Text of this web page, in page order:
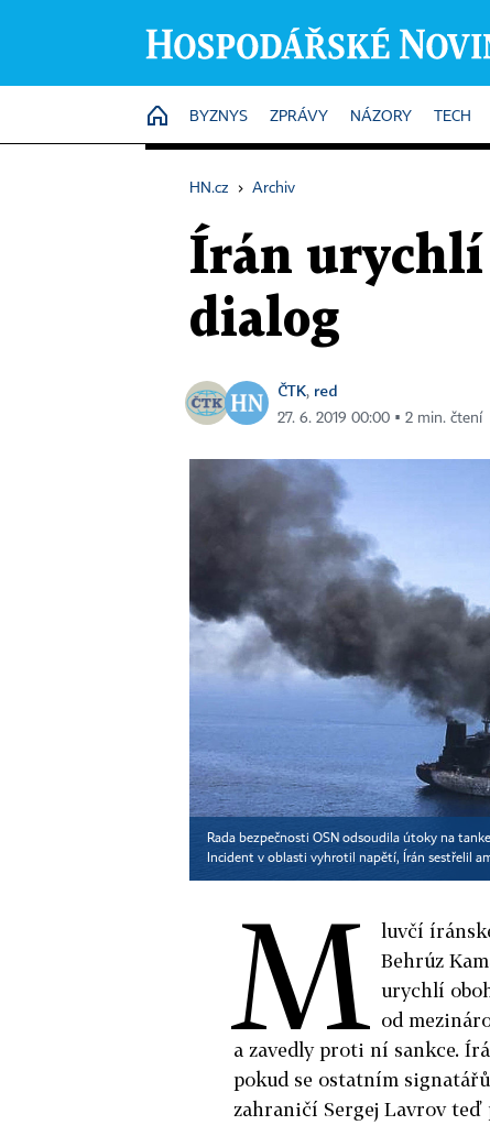
HOME
BYZNYS ZPRÁVY NÁZORY TECH
HN.cz › Archiv
Írán urychlí
dialog
ČTK, red
27. 6. 2019 00:00 ▪ 2 min. čtení
Rada bezpečnosti OSN odsoudila útoky na
Incident v oblasti vyhrotil napětí, Írán sestřelil
M luvčí
Behrúz
urychlí
od
a zavedly proti ní sankce.
pokud se ostatním
zahraničí Sergej Lavrov teď